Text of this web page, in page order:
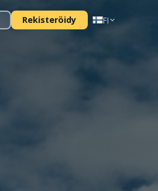
Rekisteröidy FI